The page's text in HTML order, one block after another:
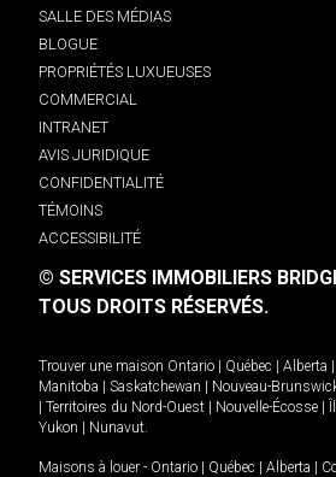
SALLE DES MÉDIAS
BLOGUE
PROPRIÉTÉS LUXUEUSES
COMMERCIAL
INTRANET
AVIS JURIDIQUE
CONFIDENTIALITÉ
TÉMOINS
ACCESSIBILITÉ
© SERVICES IMMOBILIERS
TOUS DROITS RÉSERVÉS.
Trouver une maison Ontario Québec Alberta
Manitoba
Saskatchewan Nouveau-
Territoires du Nord-Ouest Nouvelle-Écosse
Yukon
Nunavut.
Maisons à louer - Ontario Québec Alberta